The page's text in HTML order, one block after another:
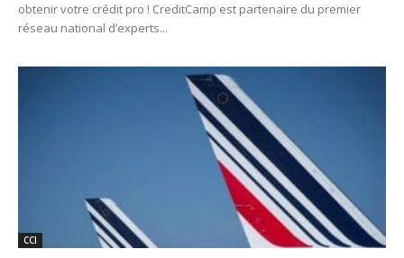
obtenir votre crédit pro ! CreditCamp est partenaire du premier
réseau national d’experts...
CCI